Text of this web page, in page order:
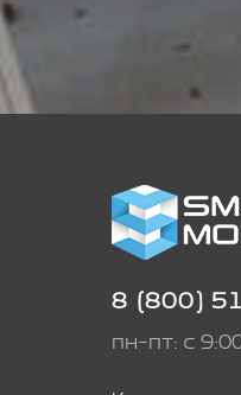
8 (800)
пн-пт: с